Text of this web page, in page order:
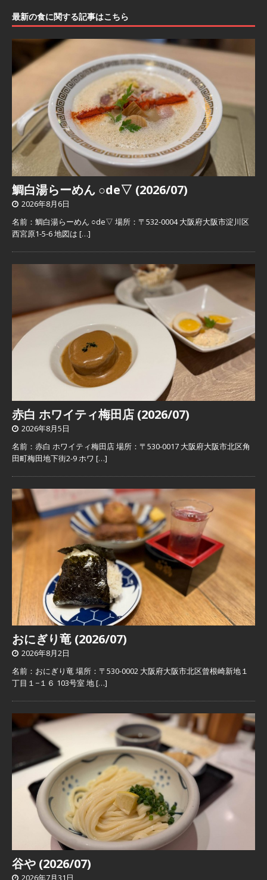
最新の食に関する記事はこちら
鯛白湯らーめん ○de▽ (2026/07)
2026年8月6日
名前：鯛白湯らーめん ○de▽ 場所：〒532-0004 大阪府大阪市淀川区
西宮原1-5-6 地図は […]
赤白 ホワイティ梅田店 (2026/07)
2026年8月5日
名前：赤白 ホワイティ梅田店 場所：〒530-0017 大阪府大阪市北区角
田町梅田地下街2-9 ホワ […]
おにぎり竜 (2026/07)
2026年8月2日
名前：おにぎり竜 場所：〒530-0002 大阪府大阪市北区曾根崎新地１
丁目１−１６ 103号室 地[…]
谷や (2026/07)
2026年7月31日